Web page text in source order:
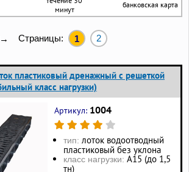
минут
банковская карта
→ Страницы: 1 2
пластиковый дренажный с решеткой
класс нагрузки)
Артикул: 1004
тип: лоток водоотводный
пластиковый без уклона
класс нагрузки: А15 (до 1,5
тн)